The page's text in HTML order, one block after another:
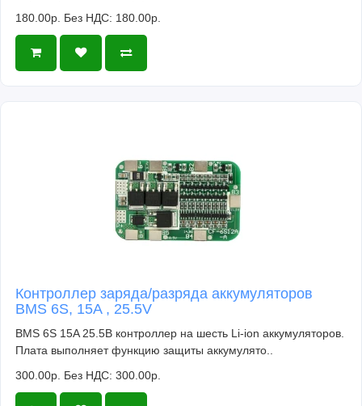
180.00р. Без НДС: 180.00р.
Контроллер заряда/разряда аккумуляторов
BMS 6S, 15A , 25.5V
BMS 6S 15A 25.5В контроллер на шесть Li-ion аккумуляторов.
Плата выполняет функцию защиты аккумулято..
300.00р. Без НДС: 300.00р.